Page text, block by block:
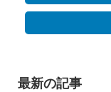
最新の記事